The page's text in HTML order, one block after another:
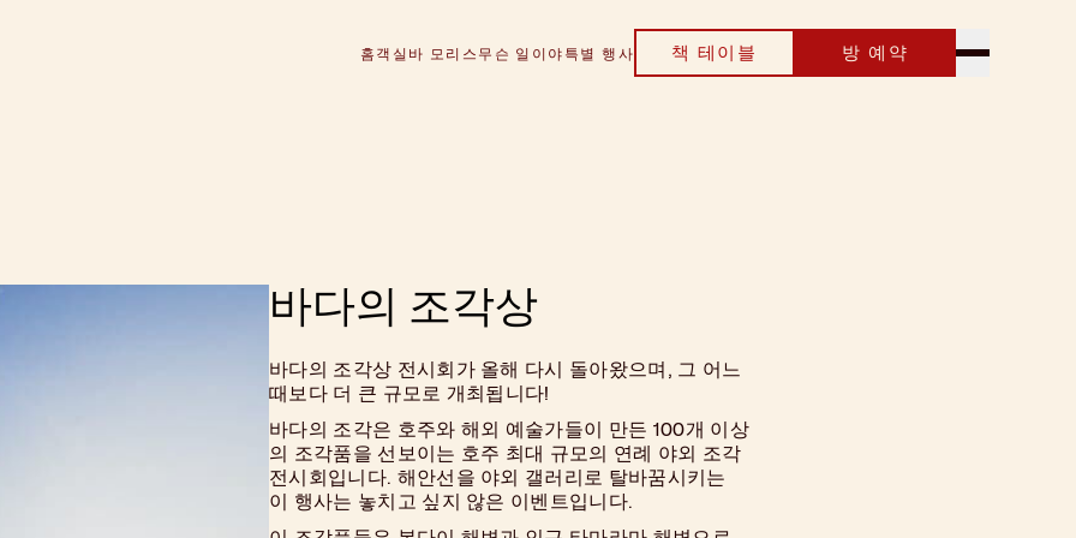
홈객실바 모리스무슨 일이야특별 행사 책 테이블 방 예약
바다의 조각상
바다의 조각상 전시회가 올해 다시 돌아왔으며, 그 어느
때보다 더 큰 규모로 개최됩니다!
바다의 조각은 호주와 해외 예술가들이 만든 100개 이상
의 조각품을 선보이는 호주 최대 규모의 연례 야외 조각
전시회입니다. 해안선을 야외 갤러리로 탈바꿈시키는
이 행사는 놓치고 싶지 않은 이벤트입니다.